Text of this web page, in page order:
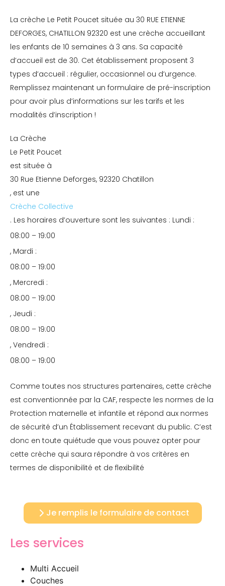
La crèche Le Petit Poucet située au 30 RUE ETIENNE
DEFORGES, CHATILLON 92320 est une crèche accueillant
les enfants de 10 semaines à 3 ans. Sa capacité
d’accueil est de 30. Cet établissement proposent 3
types d’accueil : régulier, occasionnel ou d’urgence.
Remplissez maintenant un formulaire de pré-inscription
pour avoir plus d’informations sur les tarifs et les
modalités d’inscription !
La Crèche
Le Petit Poucet
est située à
30 Rue Etienne Deforges, 92320 Chatillon
, est une
Crèche Collective
. Les horaires d’ouverture sont les suivantes : Lundi :
08:00 – 19:00
, Mardi :
08:00 – 19:00
, Mercredi :
08:00 – 19:00
, Jeudi :
08:00 – 19:00
, Vendredi :
08:00 – 19:00
Comme toutes nos structures partenaires, cette crèche
est conventionnée par la CAF, respecte les normes de la
Protection maternelle et infantile et répond aux normes
de sécurité d’un Établissement recevant du public. C’est
donc en toute quiétude que vous pouvez opter pour
cette crèche qui saura répondre à vos critères en
termes de disponibilité et de flexibilité
Je remplis le formulaire de contact
Les services
Multi Accueil
Couches